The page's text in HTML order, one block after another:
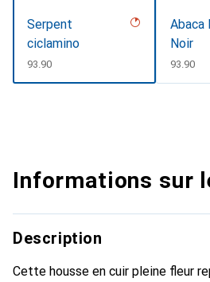
Serpent
ciclamino
CHF
93.90
Abaca
Noir
CHF
93.90
Informations sur
Description
Cette housse en cuir pleine fleur